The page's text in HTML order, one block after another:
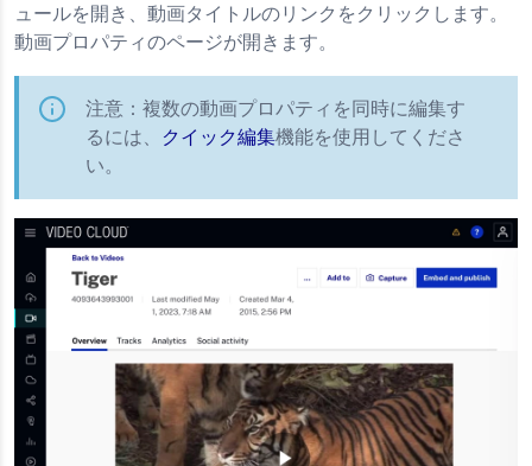
Who knew video details could look so fresh and
so clean!
ュールを開き、動画タイトルのリンクをクリックします。
動画プロパティのページが開きます。
注意：複数の動画プロパティを同時に編集す
るには、
クイック編集機能を使用してくださ
い。